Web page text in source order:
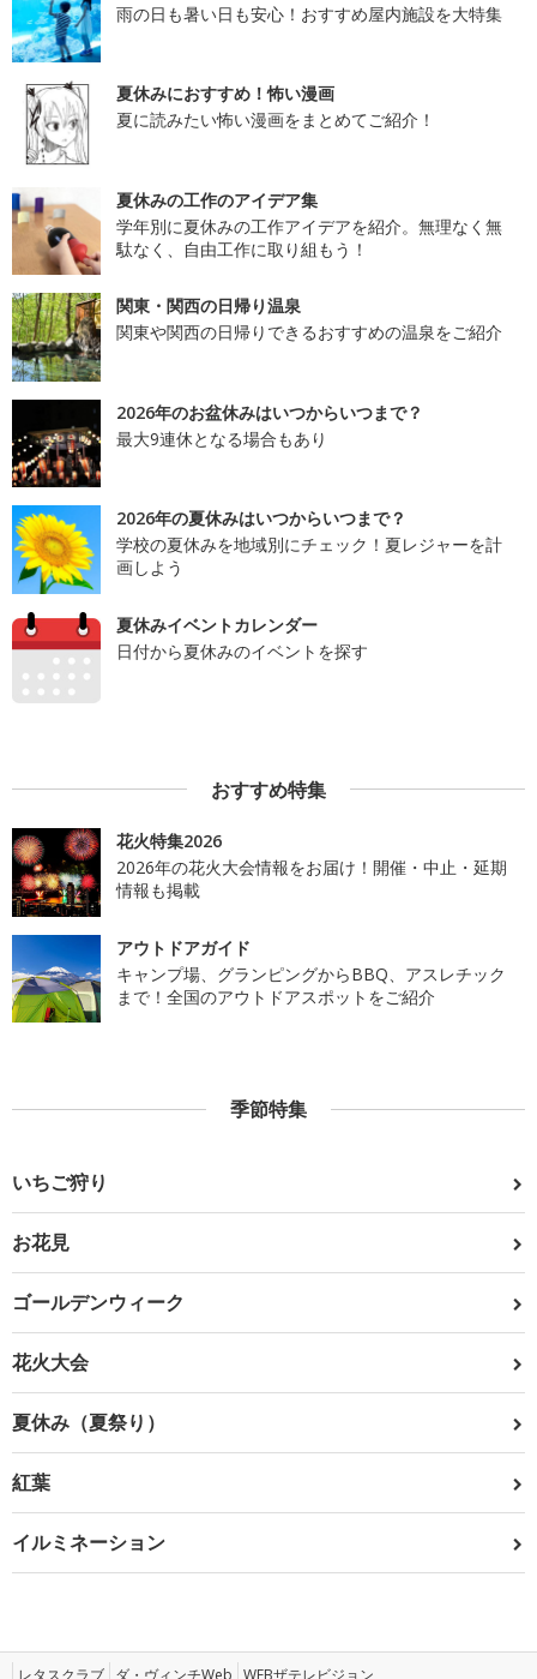
雨の日も暑い日も安心！おすすめ屋内施設を大特集
夏休みにおすすめ！怖い漫画
夏に読みたい怖い漫画をまとめてご紹介！
夏休みの工作のアイデア集
学年別に夏休みの工作アイデアを紹介。無理なく無
駄なく、自由工作に取り組もう！
関東・関西の日帰り温泉
関東や関西の日帰りできるおすすめの温泉をご紹介
2026年のお盆休みはいつからいつまで？
最大9連休となる場合もあり
2026年の夏休みはいつからいつまで？
学校の夏休みを地域別にチェック！夏レジャーを計
画しよう
夏休みイベントカレンダー
日付から夏休みのイベントを探す
おすすめ特集
花火特集2026
2026年の花火大会情報をお届け！開催・中止・延期
情報も掲載
アウトドアガイド
キャンプ場、グランピングからBBQ、アスレチック
まで！全国のアウトドアスポットをご紹介
季節特集
いちご狩り
お花見
ゴールデンウィーク
花火大会
夏休み（夏祭り）
紅葉
イルミネーション
レタスクラブ ダ・ヴィンチWeb WEBザテレビジョン